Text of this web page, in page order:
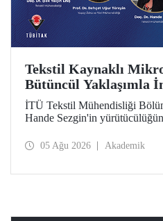
Tekstil Kaynaklı
Bütüncül Yaklaşımla
Azaltım Stratejileri
TÜBİTAK Desteği
İTÜ Tekstil Mühendisliği
Hande Sezgin'in
Koşullarına Bağlı Mikrolif
05 Ağu 2026 Akademik